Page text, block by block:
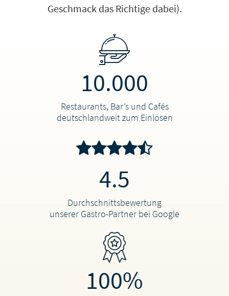
Geschmack das Richtige dabei).
10.000
Restaurants, Bar’s und Cafés
deutschlandweit zum Einlösen
4.5
Durchschnittsbewertung
unserer Gastro-Partner bei Google
100%